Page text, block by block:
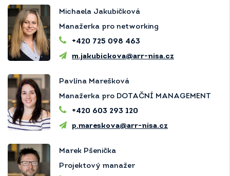
Michaela Jakubičková
Manažerka pro networking
+420 725 098 463
m.jakubickova@arr-nisa.cz
Pavlína Marešková
Manažerka pro DOTAČNÍ MANAGEMENT
+420 603 293 120
p.mareskova@arr-nisa.cz
Marek Pšenička
Projektový manažer